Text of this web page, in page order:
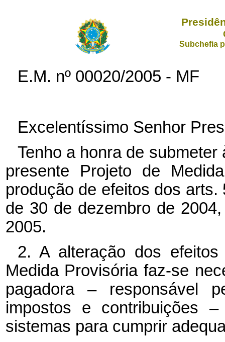
Subchefia
E.M. nº 00020/2005 - MF
Excelentíssimo Senhor
Tenho a honra de
presente Projeto de
produção de efeitos dos arts.
de 30 de dezembro de
2005.
2. A alteração dos
Medida Provisória faz-se
pagadora – responsável
impostos e contribuições
sistemas para cumprir